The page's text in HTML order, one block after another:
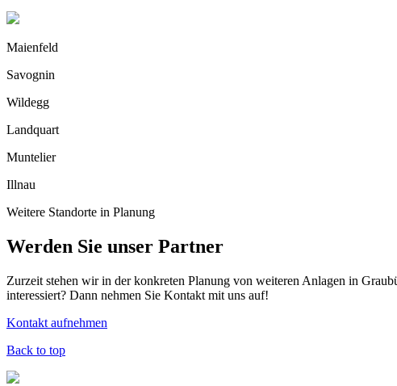
Maienfeld
Savognin
Wildegg
Landquart
Muntelier
Illnau
Weitere Standorte in Planung
Werden Sie unser Partner
Zurzeit stehen wir in der konkreten Planung von weiteren Anlagen in
interessiert? Dann nehmen Sie Kontakt mit uns auf!
Kontakt aufnehmen
Back to top